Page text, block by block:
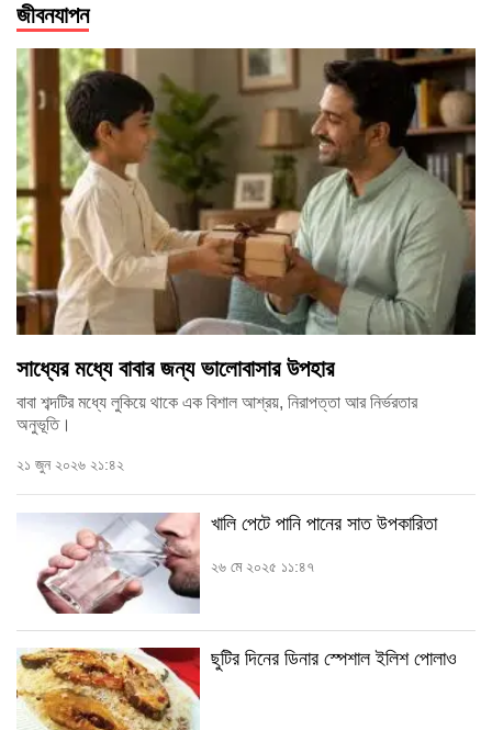
তথ্য
প্রযুক্তি
প্রবাস
মুক্তমত
সাহিত্য
পর্যটন
অন্যরকম
জীবনযাপন
ভিডিও
জীবনযাপন
সাধ্যের মধ্যে বাবার জন্য ভালোবাসার উপহার
বাবা শব্দটির মধ্যে লুকিয়ে থাকে এক বিশাল আশ্রয়, নিরাপত্তা আর নির্ভরতার
অনুভূতি।
২১ জুন ২০২৬ ২১:৪২
খালি পেটে পানি পানের সাত উপকারিতা
২৬ মে ২০২৫ ১১:৪৭
ছুটির দিনের ডিনার স্পেশাল ইলিশ পোলাও